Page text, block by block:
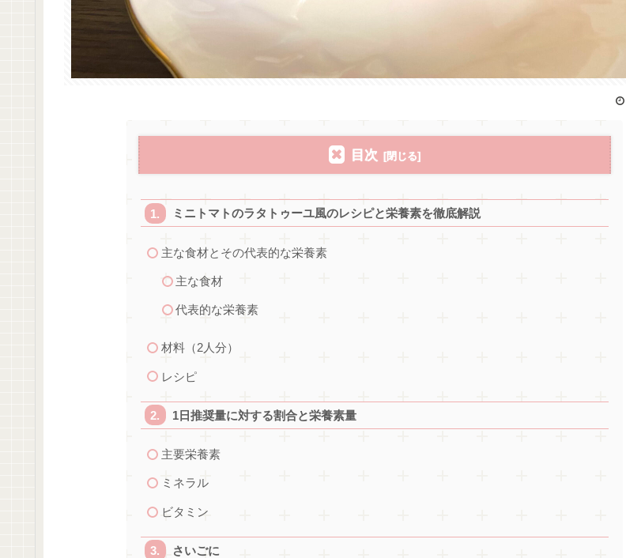
目次
ミニトマトのラタトゥーユ風のレシピと栄養素を徹底解説
主な食材とその代表的な栄養素
主な食材
代表的な栄養素
材料（2人分）
レシピ
1日推奨量に対する割合と栄養素量
主要栄養素
ミネラル
ビタミン
さいごに